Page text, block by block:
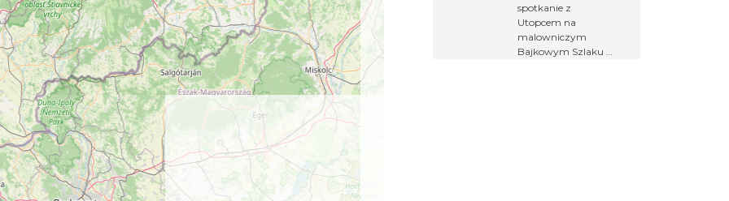
spotkanie z
Utopcem na
malowniczym
Bajkowym Szlaku w